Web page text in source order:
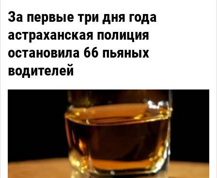
За первые три дня года
астраханская полиция
остановила 66 пьяных
водителей